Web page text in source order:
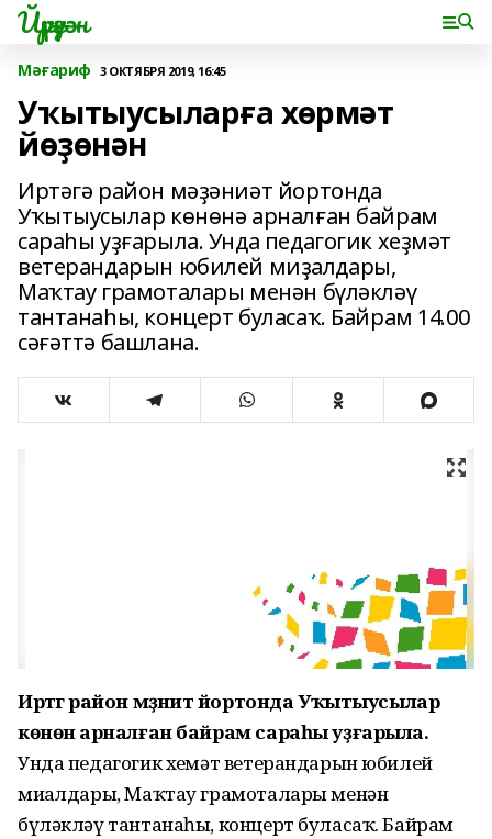
Йүрүҙән
Мәғариф 3 ОКТЯБРЯ 2019, 16:45
Уҡытыусыларға хөрмәт
йөҙөнән
Иртәгә район мәҙәниәт йортонда
Уҡытыусылар көнөнә арналған байрам
сараһы уҙғарыла. Унда педагогик хеҙмәт
ветерандарын юбилей миҙалдары,
Маҡтау грамоталары менән бүләкләү
тантанаһы, концерт буласаҡ. Байрам 14.00
сәғәттә башлана.
Иртәгә район мәҙәниәт йортонда Уҡытыусылар
көнөнә арналған байрам сараһы уҙғарыла.
Унда педагогик хеҙмәт ветерандарын юбилей
миҙалдары, Маҡтау грамоталары менән
бүләкләү тантанаһы, концерт буласаҡ. Байрам